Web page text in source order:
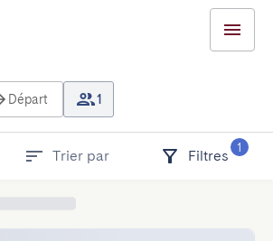
Départ 1
Trier par Filtres
1